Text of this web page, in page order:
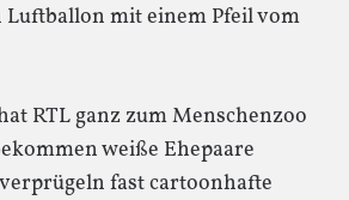
mit einem Pfeil vom
RTL ganz zum Menschenzoo
weiße Ehepaare
fast cartoonhafte